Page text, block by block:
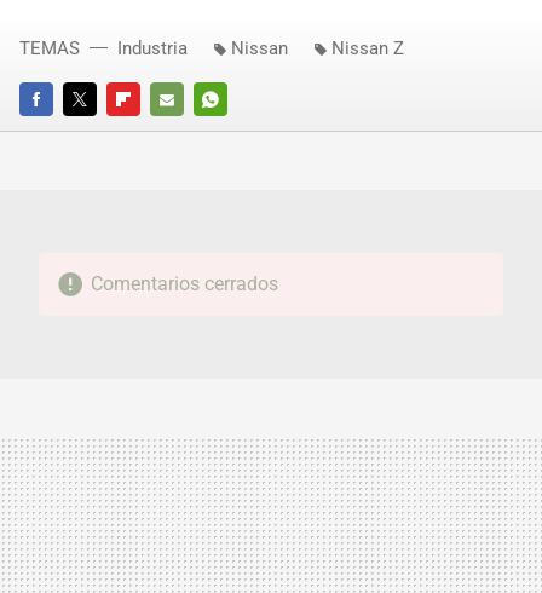
FACEBOOKTWITTERFLIPBOARD
E-
WHATSAPP
TEMAS Industria Nissan Nissan Z
Comentarios cerrados